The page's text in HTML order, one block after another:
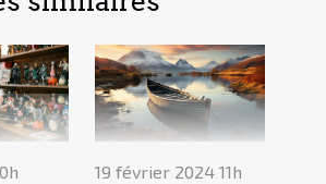
19 février 2024 11h